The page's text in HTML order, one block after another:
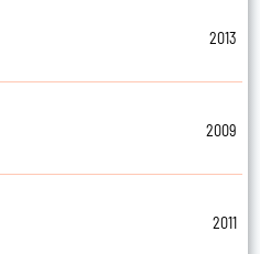
2013
2009
2011